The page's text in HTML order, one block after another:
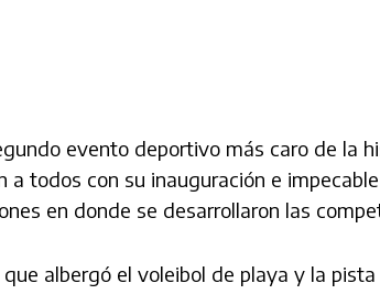
evento deportivo más caro de la
todos con su inauguración e
en donde se desarrollaron las
albergó el voleibol de playa y la